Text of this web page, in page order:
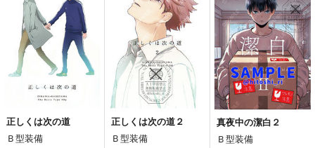
正しくは次の道
Ｂ型装備
正しくは次の道２
Ｂ型装備
真夜中の潔白２
Ｂ型装備